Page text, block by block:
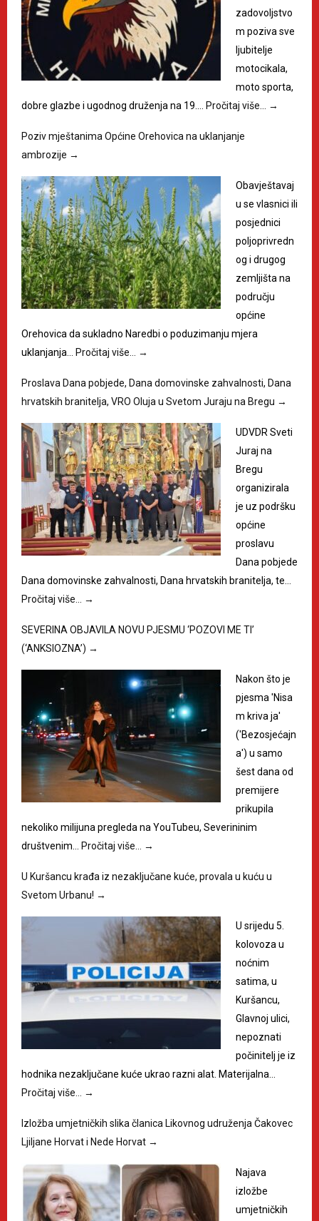
zadovoljstvo
m poziva sve
ljubitelje
motocikala,
moto sporta,
dobre glazbe i ugodnog druženja na 19.… Pročitaj više… →
Poziv mještanima Općine Orehovica na uklanjanje
ambrozije →
Obavještavaj
u se vlasnici ili
posjednici
poljoprivredn
og i drugog
zemljišta na
području
općine
Orehovica da sukladno Naredbi o poduzimanju mjera
uklanjanja… Pročitaj više… →
Proslava Dana pobjede, Dana domovinske zahvalnosti, Dana
hrvatskih branitelja, VRO Oluja u Svetom Juraju na Bregu →
UDVDR Sveti
Juraj na
Bregu
organizirala
je uz podršku
općine
proslavu
Dana pobjede
Dana domovinske zahvalnosti, Dana hrvatskih branitelja, te…
Pročitaj više…
→
SEVERINA OBJAVILA NOVU PJESMU ‘POZOVI ME TI’
(‘ANKSIOZNA’) →
Nakon što je
pjesma 'Nisa
m kriva ja'
('Bezosjećajn
a') u samo
šest dana od
premijere
prikupila
nekoliko milijuna pregleda na YouTubeu, Severininim
društvenim… Pročitaj više… →
U Kuršancu krađa iz nezaključane kuće, provala u kuću u
Svetom Urbanu! →
U srijedu 5.
kolovoza u
noćnim
satima, u
Kuršancu,
Glavnoj ulici,
nepoznati
počinitelj je iz
hodnika nezaključane kuće ukrao razni alat. Materijalna…
Pročitaj više…
→
Izložba umjetničkih slika članica Likovnog udruženja Čakovec
Ljiljane Horvat i Nede Horvat →
Najava
izložbe
umjetničkih